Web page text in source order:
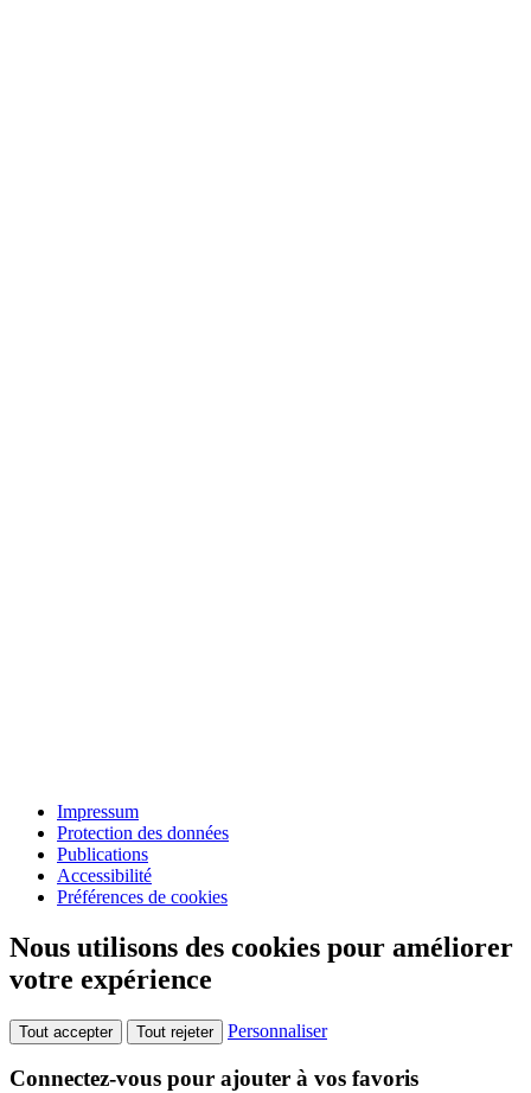
Impressum
Protection des données
Publications
Accessibilité
Préférences de cookies
Nous utilisons des cookies pour améliorer
votre expérience
Tout accepter Tout rejeter Personnaliser
Connectez-vous pour ajouter à vos favoris